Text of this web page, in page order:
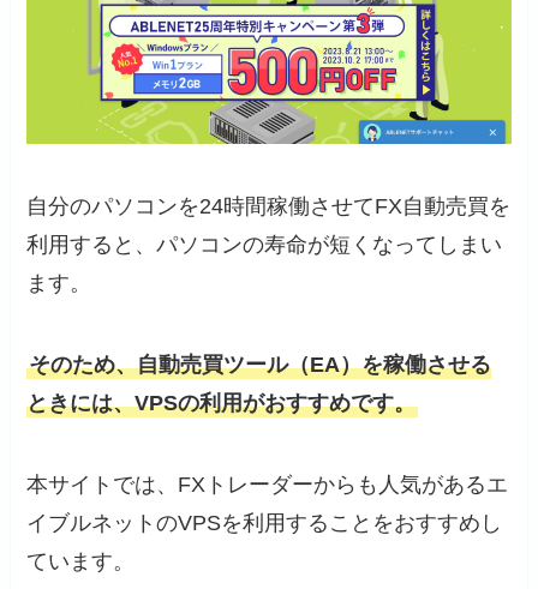
自分のパソコンを24時間稼働させてFX自動売買を
利用すると、パソコンの寿命が短くなってしまい
ます。
そのため、自動売買ツール（EA）を稼働させる
ときには、VPSの利用がおすすめです。
本サイトでは、FXトレーダーからも人気があるエ
イブルネットのVPSを利用することをおすすめし
ています。